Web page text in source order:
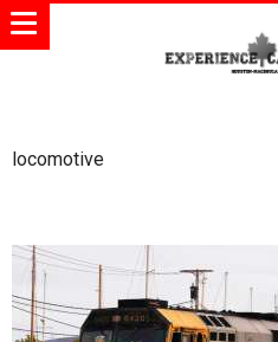
locomotive